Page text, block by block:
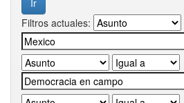
Filtros actuales: